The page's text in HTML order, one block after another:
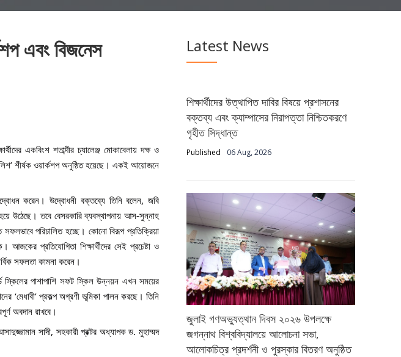
এবং বিজনেস
একবিংশ শতাব্দীর চ্যালেঞ্জ মোকাবেলায় দক্ষ ও
শীর্ষক ওয়ার্কশপ অনুষ্ঠিত হয়েছে। একই আয়োজনে
করেন। উদ্বোধনী বক্তব্যে তিনি বলেন, জবি
উঠেছে। তবে বেসরকারি ব্যবস্থাপনায় আস-সুন্নাহ
সফলভাবে পরিচালিত হচ্ছে। কোনো বিরূপ প্রতিক্রিয়া
আজকের প্রতিযোগিতা শিক্ষার্থীদের সেই প্রচেষ্টা ও
সফলতা কামনা করেন।
স্কিলের পাশাপাশি সফট স্কিল উন্নয়ন এখন সময়ের
‘মেধাবী’ প্রকল্প অগ্রণী ভূমিকা পালন করছে। তিনি
অবদান রাখবে।
সাদী, সহকারী প্রক্টর অধ্যাপক ড. মুহাম্মদ
Latest News
শিক্ষার্থীদের উত্থাপিত দাবির বিষয়ে প্রশাসনের
বক্তব্য এবং ক্যাম্পাসের নিরাপত্তা নিশ্চিতকরণে
গৃহীত সিদ্ধান্ত
Published 06 Aug, 2026
জুলাই গণঅভ্যুত্থান দিবস ২০২৬ উপলক্ষে
জগন্নাথ বিশ্ববিদ্যালয়ে আলোচনা সভা,
আলোকচিত্র প্রদর্শনী ও পুরস্কার বিতরণ অনুষ্ঠিত